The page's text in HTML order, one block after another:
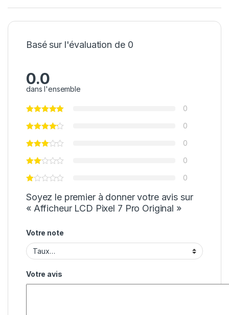
Basé sur l'évaluation de 0
0.0
dans l'ensemble
0
0
0
0
0
Soyez le premier à donner votre avis sur
« Afficheur LCD Pixel 7 Pro Original »
Votre note
Votre avis